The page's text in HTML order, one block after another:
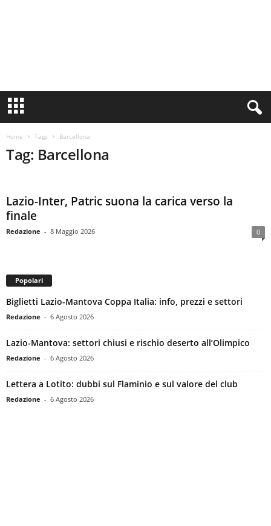
n
Home Tags Barcellona
Tag: Barcellona
Lazio-Inter, Patric suona la carica verso la
finale
Redazione - 8 Maggio 2026 0
Popolari
Biglietti Lazio-Mantova Coppa Italia: info, prezzi e settori
Redazione - 6 Agosto 2026
Lazio-Mantova: settori chiusi e rischio deserto all’Olimpico
Redazione - 6 Agosto 2026
Lettera a Lotito: dubbi sul Flaminio e sul valore del club
Redazione - 6 Agosto 2026